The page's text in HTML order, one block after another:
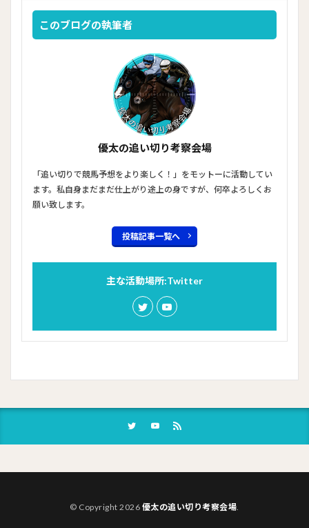
このブログの執筆者
優太の追い切り考察会場
「追い切りで競馬予想をより楽しく！」をモットーに活動してい
ます。私自身まだまだ仕上がり途上の身ですが、何卒よろしくお
願い致します。
投稿記事一覧へ
主な活動場所:Twitter
© Copyright 2026 優太の追い切り考察会場